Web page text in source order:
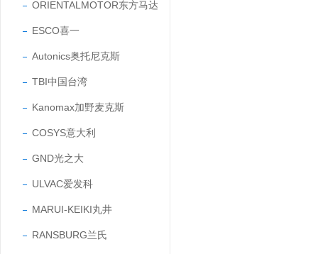
ORIENTALMOTOR东方马达
ESCO喜一
Autonics奥托尼克斯
TBI中国台湾
Kanomax加野麦克斯
COSYS意大利
GND光之大
ULVAC爱发科
MARUI-KEIKI丸井
RANSBURG兰氏